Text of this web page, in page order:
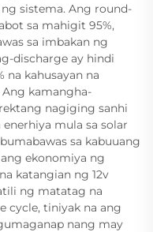
sistema. Ang round-
sa mahigit 95%,
sa imbakan ng
discharge ay hindi
na kahusayan na
Ang kamangha-
nagiging sanhi
mula sa solar
sa kabuuang
ekonomiya ng
katangian ng 12v
ng matatag na
cycle, tiniyak na ang
nang may